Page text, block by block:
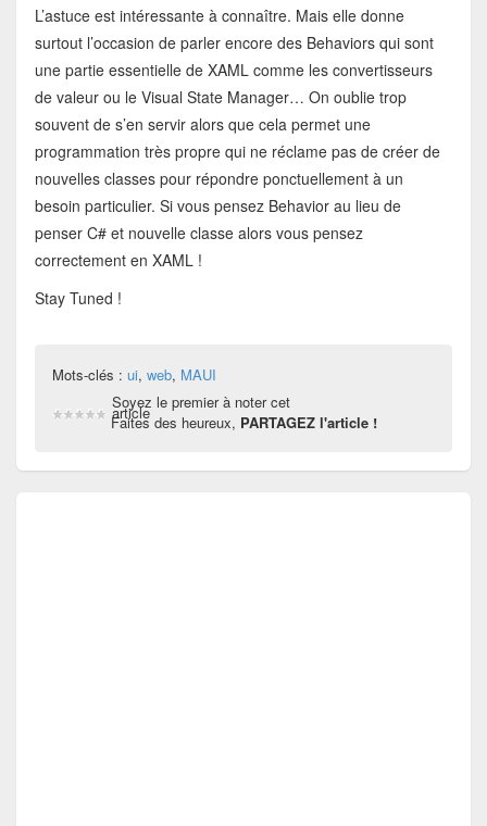
L’astuce est intéressante à connaître. Mais elle donne
surtout l’occasion de parler encore des Behaviors qui sont
une partie essentielle de XAML comme les convertisseurs
de valeur ou le Visual State Manager… On oublie trop
souvent de s’en servir alors que cela permet une
programmation très propre qui ne réclame pas de créer de
nouvelles classes pour répondre ponctuellement à un
besoin particulier. Si vous pensez Behavior au lieu de
penser C# et nouvelle classe alors vous pensez
correctement en XAML !
Stay Tuned !
Mots-clés : ui, web, MAUI
Soyez le premier à noter cet
article
Faites des heureux, PARTAGEZ l'article !